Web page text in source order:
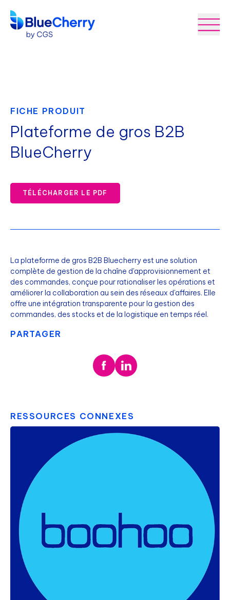
FICHE PRODUIT
Plateforme de gros B2B
BlueCherry
TÉLÉCHARGER LE PDF
La plateforme de gros B2B Bluecherry est une solution
complète de gestion de la chaîne d'approvisionnement et
des commandes, conçue pour rationaliser les opérations et
améliorer la collaboration au sein des réseaux d'affaires. Elle
offre une intégration transparente pour la gestion des
commandes, des stocks et de la logistique en temps réel.
PARTAGER
RESSOURCES CONNEXES